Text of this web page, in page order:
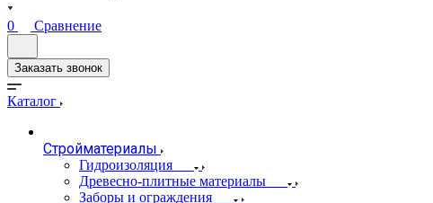
0 Сравнение
Заказать звонок
Каталог
Стройматериалы
Гидроизоляция
Древесно-плитные материалы
Заборы и ограждения